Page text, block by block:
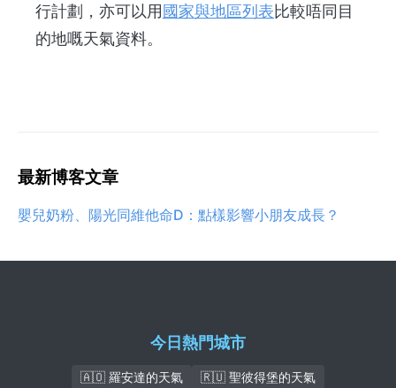
行計劃，亦可以用國家與地區列表比較唔同目
的地嘅天氣資料。
最新博客文章
嬰兒奶粉、陽光同維他命D：點樣影響小朋友成長？
今日熱門城市
🇦🇴 羅安達的天氣
🇷🇺 聖彼得堡的天氣